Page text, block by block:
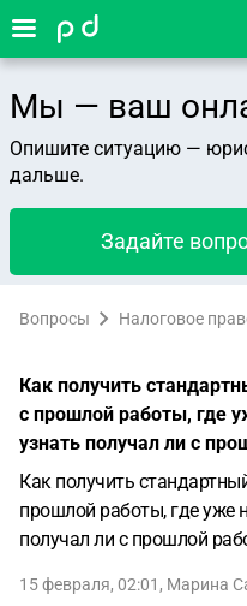
Мы — ваш
Опишите ситуацию —
дальше.
Задайте
Вопросы Налоговое
Как получить
с прошлой работы, где
узнать получал ли с
Как получить
прошлой работы, где уже
получал ли с прошлой
15 февраля, 02:01 , Марина